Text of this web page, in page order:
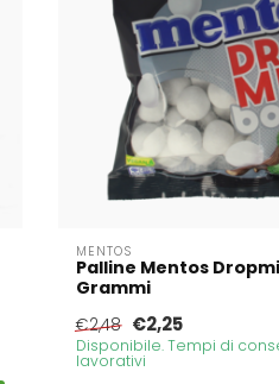
MENTOS
Palline Mentos
Grammi
€2,48 €2,25
Disponibile. Tempi di
lavorativi